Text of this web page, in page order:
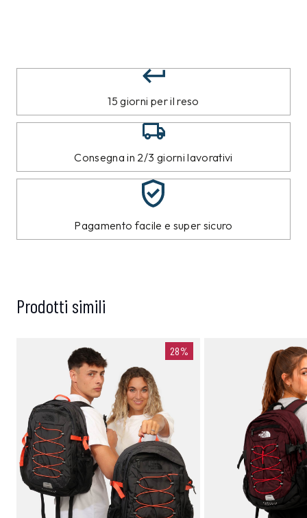
15 giorni per il reso
Consegna in 2/3 giorni lavorativi
Pagamento facile e super sicuro
Prodotti simili
28%